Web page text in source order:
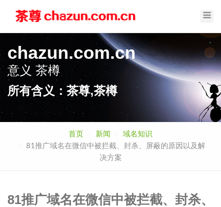
chazun.com.cn
意义茶樽
所有含义：茶尊,茶樽
首页 新闻
域名知识
81推广域名在微信中被拦截、封杀、屏蔽的原因以及解
决方案
81推广域名在微信中被拦截、封杀、